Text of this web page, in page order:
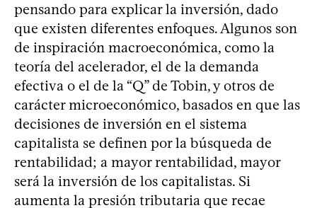
pensando para explicar la inversión, dado
que existen diferentes enfoques. Algunos son
de inspiración macroeconómica, como la
teoría del acelerador, el de la demanda
efectiva o el de la “Q” de Tobin, y otros de
carácter microeconómico, basados en que las
decisiones de inversión en el sistema
capitalista se definen por la búsqueda de
rentabilidad; a mayor rentabilidad, mayor
será la inversión de los capitalistas. Si
aumenta la presión tributaria que recae